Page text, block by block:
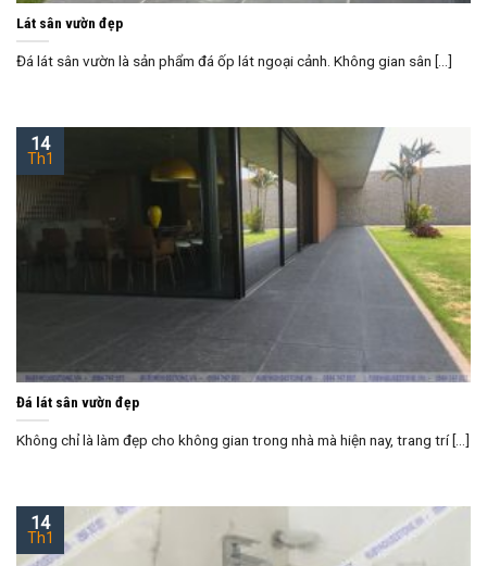
Lát sân vườn đẹp
Đá lát sân vườn là sản phẩm đá ốp lát ngoại cảnh. Không gian sân [...]
Đá lát sân vườn đẹp
Không chỉ là làm đẹp cho không gian trong nhà mà hiện nay, trang trí [...]
14
Th1
14
Th1